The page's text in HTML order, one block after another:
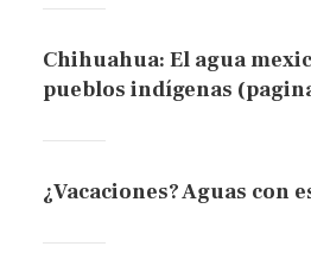
Chihuahua: El agua
pueblos indígenas
¿Vacaciones? Aguas con